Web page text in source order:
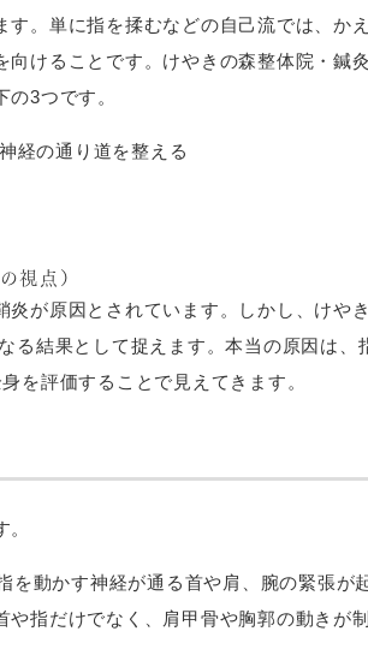
。単に指を揉むなどの自己流では、か
けることです。けやきの森整体院・鍼
3つです。
経の通り道を整える
視点）
が原因とされています。しかし、けや
る結果として捉えます。本当の原因は、
を評価することで見えてきます。
を動かす神経が通る首や肩、腕の緊張が
指だけでなく、肩甲骨や胸郭の動きが